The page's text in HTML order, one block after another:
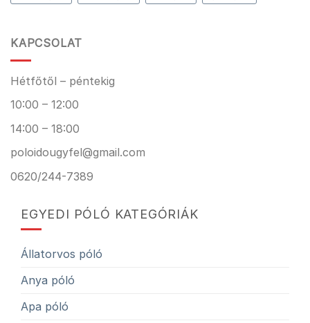
KAPCSOLAT
Hétfőtől – péntekig
10:00 – 12:00
14:00 – 18:00
poloidougyfel@gmail.com
0620/244-7389
EGYEDI PÓLÓ KATEGÓRIÁK
Állatorvos póló
Anya póló
Apa póló